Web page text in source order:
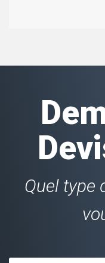
Quel type